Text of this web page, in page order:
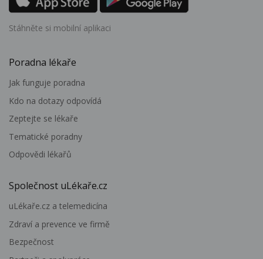
Stáhněte si mobilní aplikaci
Poradna lékaře
Jak funguje poradna
Kdo na dotazy odpovídá
Zeptejte se lékaře
Tematické poradny
Odpovědi lékařů
Společnost uLékaře.cz
uLékaře.cz a telemedicína
Zdraví a prevence ve firmě
Bezpečnost